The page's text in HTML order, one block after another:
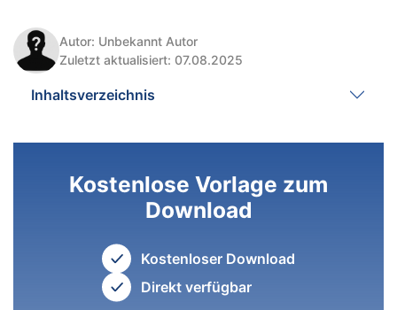
Autor: Unbekannt Autor
Zuletzt aktualisiert: 07.08.2025
Inhaltsverzeichnis
Kostenlose Vorlage zum
Download
Kostenloser Download
Direkt verfügbar